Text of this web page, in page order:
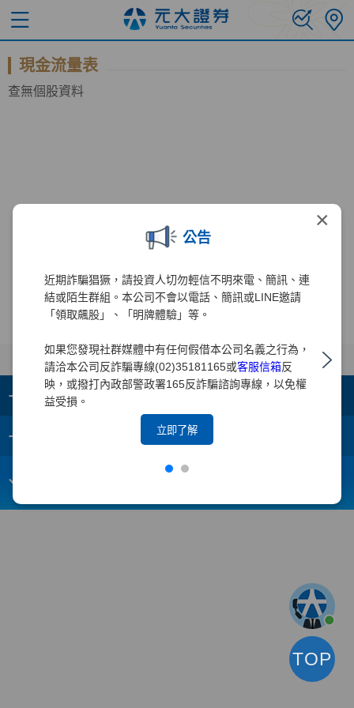
×
公告
近期詐騙猖獗，請投資人切勿輕信不明來電、簡訊、連
結或陌生群組。本公司不會以電話、簡訊或LINE邀請
「領取飆股」、「明牌體驗」等。
如果您發現社群媒體中有任何假借本公司名義之行為，
請洽本公司反詐騙專線(02)35181165或客服信箱反
映，或撥打內政部警政署165反詐騙諮詢專線，以免權
益受損。
立即了解
現金流量表
查無個股資料
+ 集團成員
+
webmaster@yuanta.com
TOP